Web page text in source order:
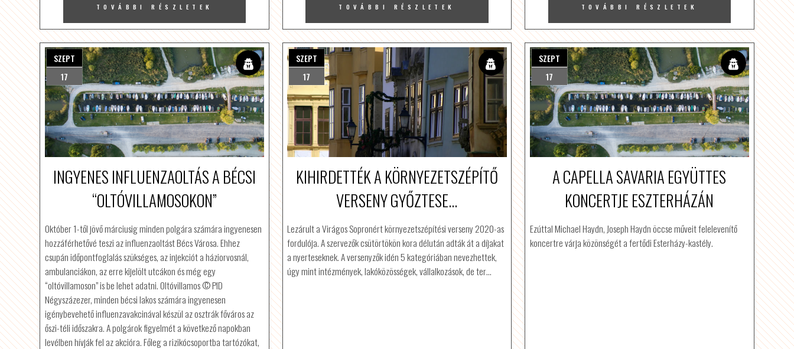
TOVÁBBI RÉSZLETEK TOVÁBBI RÉSZLETEK TOVÁBBI RÉSZLETEK
SZEPT
17
INGYENES INFLUENZAOLTÁS A BÉCSI
“OLTÓVILLAMOSOKON”
Október 1-től jövő márciusig minden polgára számára ingyenesen
hozzáférhetővé teszi az influenzaoltást Bécs Városa. Ehhez
csupán időpontfoglalás szükséges, az injekciót a háziorvosnál,
ambulanciákon, az erre kijelölt utcákon és még egy
“oltóvillamoson” is be lehet adatni. Oltóvillamos © PID
Négyszázezer, minden bécsi lakos számára ingyenesen
igénybevehető influenzavakcinával készül az osztrák főváros az
őszi-téli időszakra. A polgárok figyelmét a következő napokban
levélben hívják fel az akcióra. Főleg a rizikócsoportba tartózókat,
SZEPT
17
KIHIRDETTÉK A KÖRNYEZETSZÉPÍTŐ
VERSENY GYŐZTESE...
Lezárult a Virágos Sopronért környezetszépítési verseny 2020-as
fordulója. A szervezők csütörtökön kora délután adták át a díjakat
a nyerteseknek. A versenyzők idén 5 kategóriában nevezhettek,
úgy mint intézmények, lakóközösségek, vállalkozások, de ter…
SZEPT
17
A CAPELLA SAVARIA EGYÜTTES
KONCERTJE ESZTERHÁZÁN
Ezúttal Michael Haydn, Joseph Haydn öccse műveit felelevenítő
koncertre várja közönségét a fertődi Esterházy-kastély.